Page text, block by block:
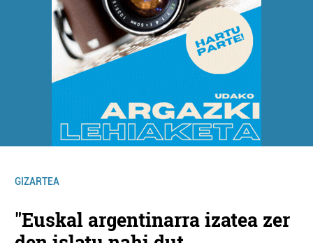
GIZARTEA
"Euskal argentinarra izatea zer